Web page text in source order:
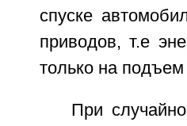
спуске
приводов, т.е
только на
При